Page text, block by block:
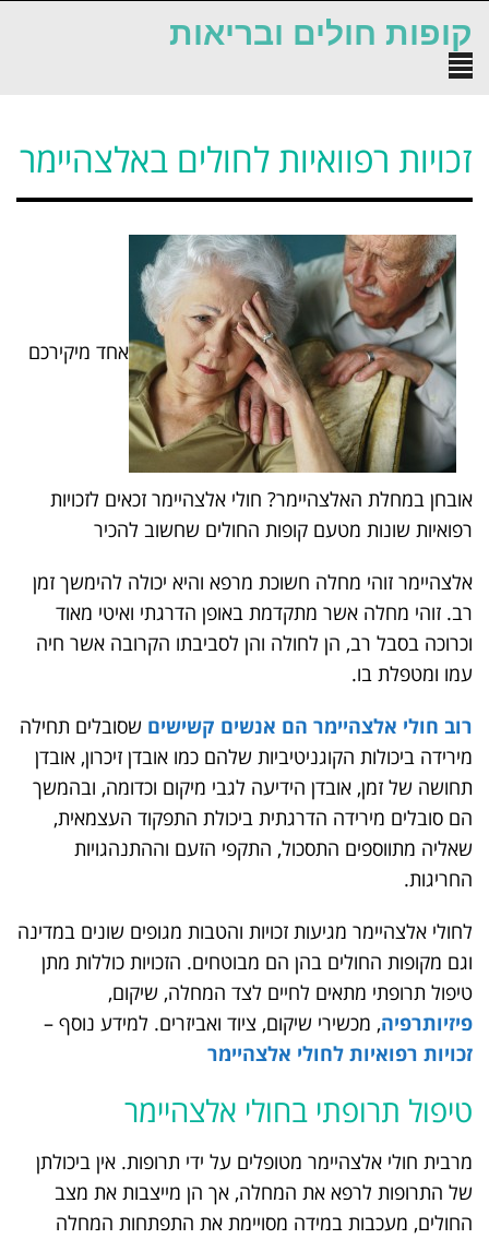
קופות חולים ובריאות
תפריט
זכויות רפוואיות לחולים באלצהיימר
אחד מיקירכם
אובחן במחלת האלצהיימר? חולי אלצהיימר זכאים לזכויות
רפואיות שונות מטעם קופות החולים שחשוב להכיר
אלצהיימר זוהי מחלה חשוכת מרפא והיא יכולה להימשך זמן
רב. זוהי מחלה אשר מתקדמת באופן הדרגתי ואיטי מאוד
וכרוכה בסבל רב, הן לחולה והן לסביבתו הקרובה אשר חיה
עמו ומטפלת בו.
רוב חולי אלצהיימר הם אנשים קשישים שסובלים תחילה
מירידה ביכולות הקוגניטיביות שלהם כמו אובדן זיכרון, אובדן
תחושה של זמן, אובדן הידיעה לגבי מיקום וכדומה, ובהמשך
הם סובלים מירידה הדרגתית ביכולת התפקוד העצמאית,
שאליה מתווספים התסכול, התקפי הזעם וההתנהגויות
החריגות.
לחולי אלצהיימר מגיעות זכויות והטבות מגופים שונים במדינה
וגם מקופות החולים בהן הם מבוטחים. הזכויות כוללות מתן
טיפול תרופתי מתאים לחיים לצד המחלה, שיקום,
פיזיותרפיה, מכשירי שיקום, ציוד ואביזרים. למידע נוסף –
זכויות רפואיות לחולי אלצהיימר
טיפול תרופתי בחולי אלצהיימר
מרבית חולי אלצהיימר מטופלים על ידי תרופות. אין ביכולתן
של התרופות לרפא את המחלה, אך הן מייצבות את מצב
החולים, מעכבות במידה מסויימת את התפתחות המחלה